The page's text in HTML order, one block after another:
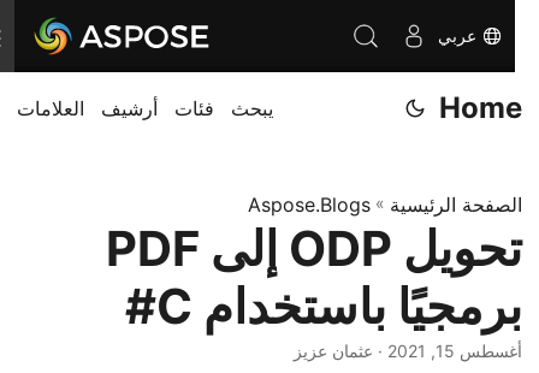
عربي
Home يبحث فئات أرشيف العلامات
الصفحة الرئيسية»
Aspose.Blogs
تحويل ODP إلى PDF
برمجيًا باستخدام C#
أغسطس 15, 2021 · عثمان عزيز